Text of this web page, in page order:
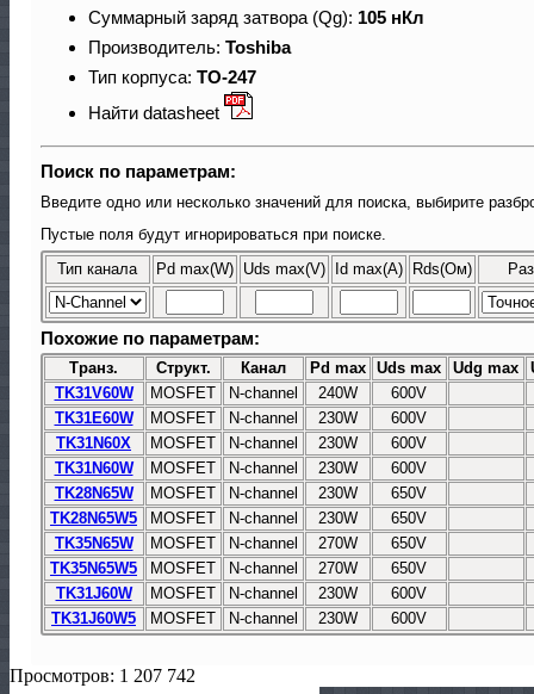
Суммарный заряд затвора (Qg): 105 нКл
Производитель: Toshiba
Тип корпуса: TO-247
Найти datasheet
Поиск по параметрам:
Введите одно или несколько значений для поиска, выбирите
Пустые поля будут игнорироваться при поиске.
Тип канала Pd max(W) Uds max(V) Id max(A) Rds(Ом)
Похожие по параметрам:
Транз. Структ. Канал Pd max Uds max Udg max
TK31V60W
MOSFET N-channel 240W
600V
TK31E60W
MOSFET N-channel 230W
600V
TK31N60X
MOSFET N-channel 230W
600V
TK31N60W
MOSFET N-channel 230W
600V
TK28N65W
MOSFET N-channel 230W
650V
TK28N65W5
MOSFET N-channel 230W
650V
TK35N65W
MOSFET N-channel 270W
650V
TK35N65W5
MOSFET N-channel 270W
650V
TK31J60W
MOSFET N-channel 230W
600V
TK31J60W5
MOSFET N-channel 230W 600V
Просмотров: 1 207 742